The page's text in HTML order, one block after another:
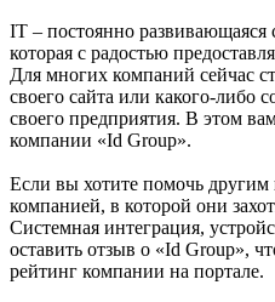
IT – постоянно
которая с радостью
Для многих компаний сейчас
своего сайта или какого-либо
своего предприятия. В этом
компании «Id Group».
Если вы хотите помочь другим
компанией, в которой они
Системная интеграция,
оставить отзыв о «Id Group»,
рейтинг компании на портале.